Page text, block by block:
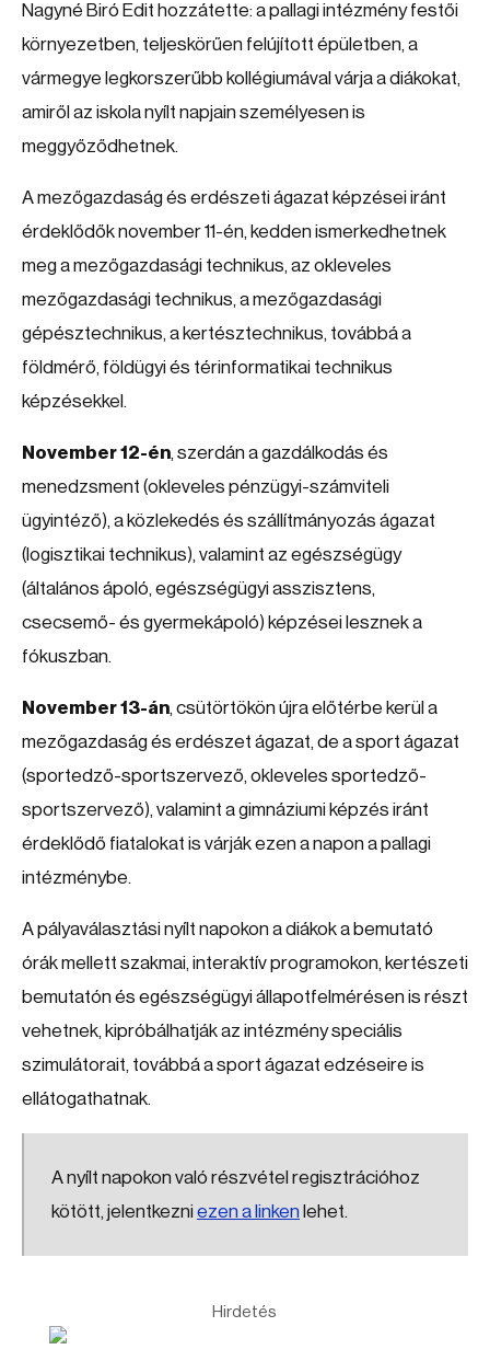
Nagyné Biró Edit hozzátette: a pallagi intézmény festői
környezetben, teljeskörűen felújított épületben, a
vármegye legkorszerűbb kollégiumával várja a diákokat,
amiről az iskola nyílt napjain személyesen is
meggyőződhetnek.
A mezőgazdaság és erdészeti ágazat képzései iránt
érdeklődők november 11-én, kedden ismerkedhetnek
meg a mezőgazdasági technikus, az okleveles
mezőgazdasági technikus, a mezőgazdasági
gépésztechnikus, a kertésztechnikus, továbbá a
földmérő, földügyi és térinformatikai technikus
képzésekkel.
November 12-én, szerdán a gazdálkodás és
menedzsment (okleveles pénzügyi-számviteli
ügyintéző), a közlekedés és szállítmányozás ágazat
(logisztikai technikus), valamint az egészségügy
(általános ápoló, egészségügyi asszisztens,
csecsemő- és gyermekápoló) képzései lesznek a
fókuszban.
November 13-án, csütörtökön újra előtérbe kerül a
mezőgazdaság és erdészet ágazat, de a sport ágazat
(sportedző-sportszervező, okleveles sportedző-
sportszervező), valamint a gimnáziumi képzés iránt
érdeklődő fiatalokat is várják ezen a napon a pallagi
intézménybe.
A pályaválasztási nyílt napokon a diákok a bemutató
órák mellett szakmai, interaktív programokon, kertészeti
bemutatón és egészségügyi állapotfelmérésen is részt
vehetnek, kipróbálhatják az intézmény speciális
szimulátorait, továbbá a sport ágazat edzéseire is
ellátogathatnak.
A nyílt napokon való részvétel regisztrációhoz
kötött, jelentkezni ezen a linken lehet.
Hirdetés